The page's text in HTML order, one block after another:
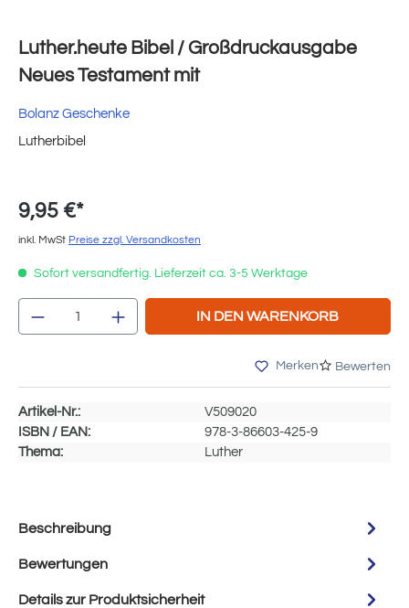
Luther.heute Bibel / Großdruckausgabe
Neues Testament mit
Bolanz Geschenke
Lutherbibel
9,95 €*
inkl. MwSt Preise zzgl. Versandkosten
Sofort versandfertig. Lieferzeit ca. 3-5 Werktage
Produkt Anzahl: Gib den gewünschten
IN DEN WARENKORB
Merken Bewerten
Artikel-Nr.:
V509020
ISBN / EAN:
978-3-86603-425-9
Thema:
Luther
Beschreibung
Bewertungen
Details zur Produktsicherheit